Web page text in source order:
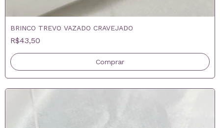
BRINCO TREVO VAZADO CRAVEJADO
R$43,50
Comprar